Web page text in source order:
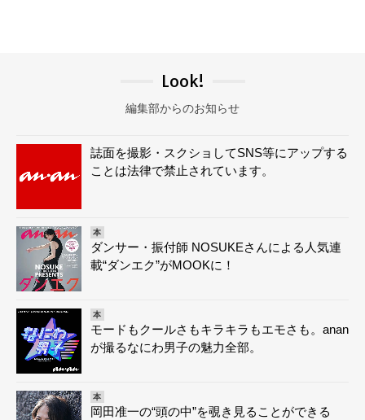
Look!
編集部からのお知らせ
誌面を撮影・スクショしてSNS等にアップする
ことは法律で禁止されています。
本
ダンサー・振付師 NOSUKEさんによる人気連
載“ダンエク”がMOOKに！
本
モードもクールさもキラキラもエモさも。anan
が撮るなにわ男子の魅力全部。
本
岡田准一の“頭の中”を覗き見ることができる